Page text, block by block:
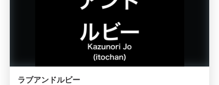
ラブアンドルビー